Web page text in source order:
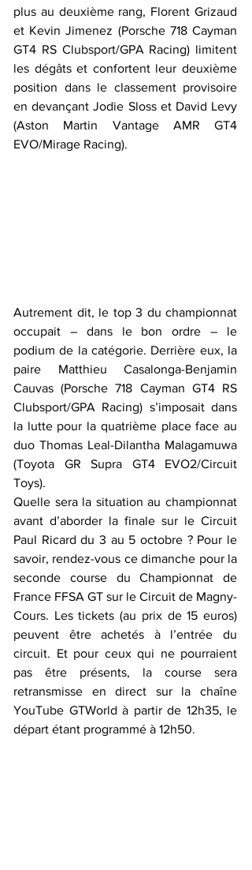
plus au deuxième rang, Florent Grizaud
et Kevin Jimenez (Porsche 718 Cayman
GT4 RS Clubsport/GPA Racing) limitent
les dégâts et confortent leur deuxième
position dans le classement provisoire
en devançant Jodie Sloss et David Levy
(Aston Martin Vantage AMR GT4
EVO/Mirage Racing).
Autrement dit, le top 3 du championnat
occupait – dans le bon ordre – le
podium de la catégorie. Derrière eux, la
paire Matthieu Casalonga-Benjamin
Cauvas (Porsche 718 Cayman GT4 RS
Clubsport/GPA Racing) s’imposait dans
la lutte pour la quatrième place face au
duo Thomas Leal-Dilantha Malagamuwa
(Toyota GR Supra GT4 EVO2/Circuit
Toys).
Quelle sera la situation au championnat
avant d’aborder la finale sur le Circuit
Paul Ricard du 3 au 5 octobre ? Pour le
savoir, rendez-vous ce dimanche pour la
seconde course du Championnat de
France FFSA GT sur le Circuit de Magny-
Cours. Les tickets (au prix de 15 euros)
peuvent être achetés à l’entrée du
circuit. Et pour ceux qui ne pourraient
pas être présents, la course sera
retransmisse en direct sur la chaîne
YouTube GTWorld à partir de 12h35, le
départ étant programmé à 12h50.